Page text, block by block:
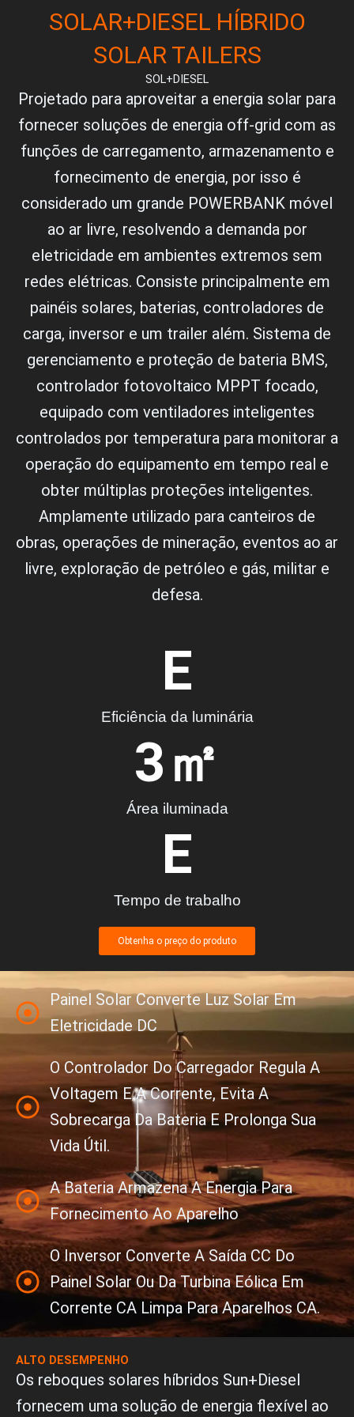
SOLAR+DIESEL HÍBRIDO
SOLAR TAILERS
SOL+DIESEL
Projetado para aproveitar a energia solar para
fornecer soluções de energia off-grid com as
funções de carregamento, armazenamento e
fornecimento de energia, por isso é
considerado um grande POWERBANK móvel
ao ar livre, resolvendo a demanda por
eletricidade em ambientes extremos sem
redes elétricas. Consiste principalmente em
painéis solares, baterias, controladores de
carga, inversor e um trailer além. Sistema de
gerenciamento e proteção de bateria BMS,
controlador fotovoltaico MPPT focado,
equipado com ventiladores inteligentes
controlados por temperatura para monitorar a
operação do equipamento em tempo real e
obter múltiplas proteções inteligentes.
Amplamente utilizado para canteiros de
obras, operações de mineração, eventos ao ar
livre, exploração de petróleo e gás, militar e
defesa.
Eficiência da luminária
E
Área iluminada
3㎡
Tempo de trabalho
E
Obtenha o preço do produto
Painel Solar Converte Luz Solar Em
Eletricidade DC
O Controlador Do Carregador Regula A
Voltagem E A Corrente, Evita A
Sobrecarga Da Bateria E Prolonga Sua
Vida Útil.
A Bateria Armazena A Energia Para
Fornecimento Ao Aparelho
O Inversor Converte A Saída CC Do
Painel Solar Ou Da Turbina Eólica Em
Corrente CA Limpa Para Aparelhos CA.
ALTO DESEMPENHO
Os reboques solares híbridos Sun+Diesel
fornecem uma solução de energia flexível ao